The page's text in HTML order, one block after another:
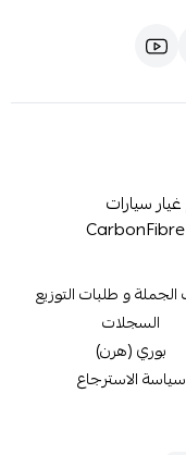
سيارات
و طلبات التوزيع
السجلات
بوري (هرن)
سياسة الاسترجاع